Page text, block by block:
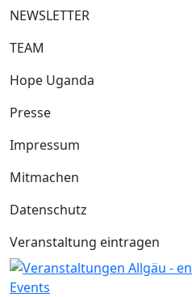
NEWSLETTER
TEAM
Hope Uganda
Presse
Impressum
Mitmachen
Datenschutz
Veranstaltung eintragen